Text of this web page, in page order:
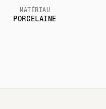
MATÉRIAU
PORCELAINE